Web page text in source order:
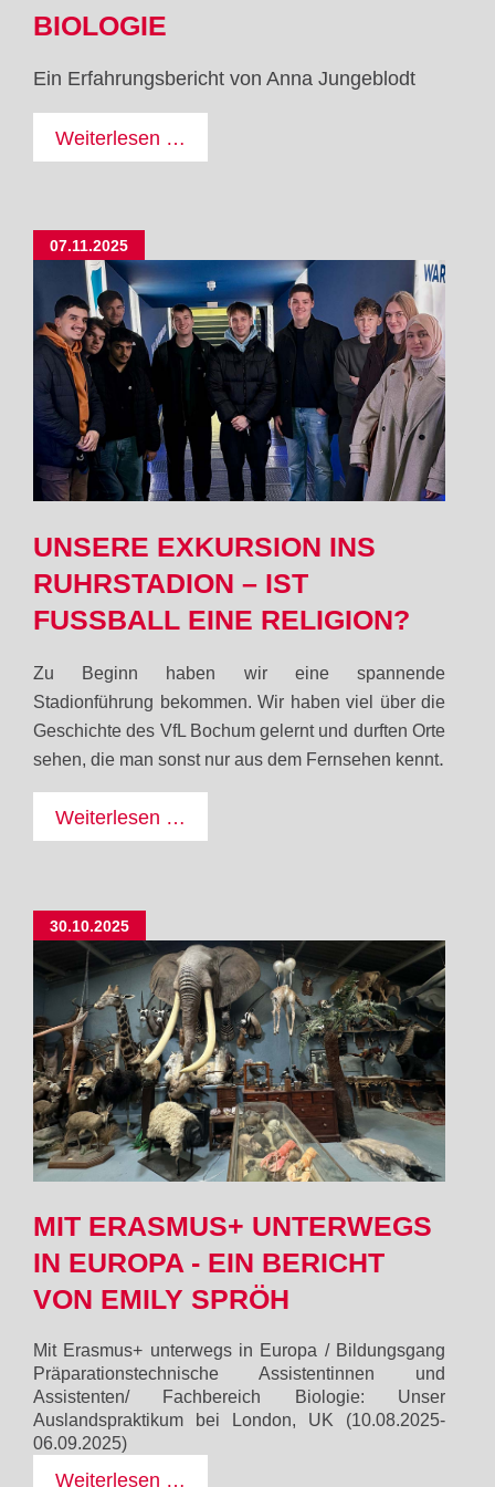
BIOLOGIE
Ein Erfahrungsbericht von Anna Jungeblodt
Weiterlesen …
Erasmus+
-
Abteilung
für
Präparationstechnik
Biologie
07.11.2025
UNSERE EXKURSION INS
RUHRSTADION – IST
FUSSBALL EINE RELIGION?
Zu Beginn haben wir eine spannende
Stadionführung bekommen. Wir haben viel über die
Geschichte des VfL Bochumgelernt und durften Orte
sehen, die man sonst nur aus dem Fernsehen kennt.
Weiterlesen …
Exkursion
Ist
Fußball
eine
Religion?
30.10.2025
MIT ERASMUS+ UNTERWEGS
IN EUROPA - EIN BERICHT
VON EMILY SPRÖH
Mit Erasmus+ unterwegs in Europa / Bildungsgang
Präparationstechnische Assistentinnen und
Assistenten/ Fachbereich Biologie: Unser
Auslandspraktikum bei London, UK (10.08.2025-
06.09.2025)
Weiterlesen …